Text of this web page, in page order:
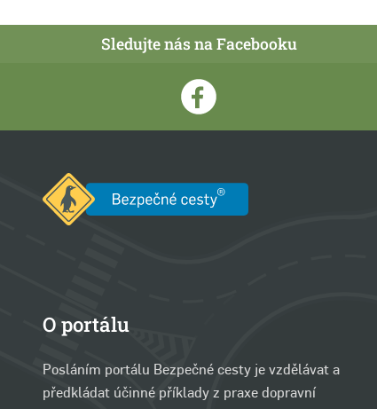
Sledujte nás na Facebooku
O portálu
Posláním portálu Bezpečné cesty je vzdělávat a
předkládat účinné příklady z praxe dopravní